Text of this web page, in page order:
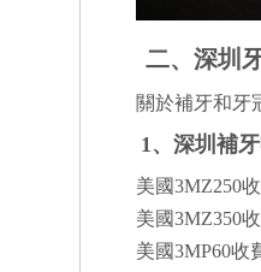
二、深圳
關於補牙和牙
1、深圳補牙
美國3MZ250
美國3MZ350
美國3MP60收